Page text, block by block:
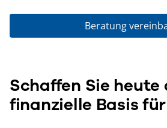
Beratung
Schaffen Sie heute
finanzielle Basis